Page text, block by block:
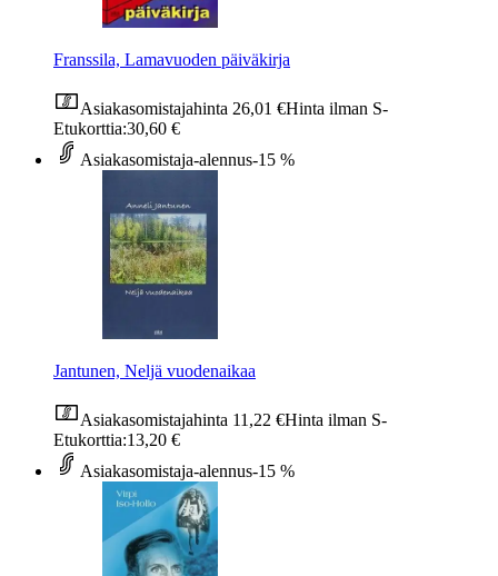
Franssila, Lamavuoden päiväkirja
Asiakasomistajahinta 26,01 €Hinta ilman S-
Etukorttia:30,60 €
Asiakasomistaja-alennus-15 %
Jantunen, Neljä vuodenaikaa
Asiakasomistajahinta 11,22 €Hinta ilman S-
Etukorttia:13,20 €
Asiakasomistaja-alennus-15 %